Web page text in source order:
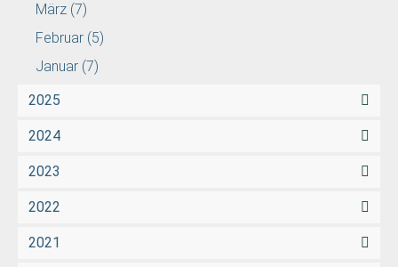
März (7)
Februar (5)
Januar (7)
2025
2024
2023
2022
2021